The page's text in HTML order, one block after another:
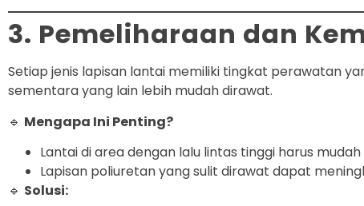
3. Pemeliharaan dan
Setiap jenis lapisan lantai memiliki tingkat perawatan
sementara yang lain lebih mudah dirawat.
🔹 Mengapa Ini Penting?
Lantai di area dengan lalu lintas tinggi harus
Lapisan poliuretan yang sulit dirawat dapat
🔹 Solusi: